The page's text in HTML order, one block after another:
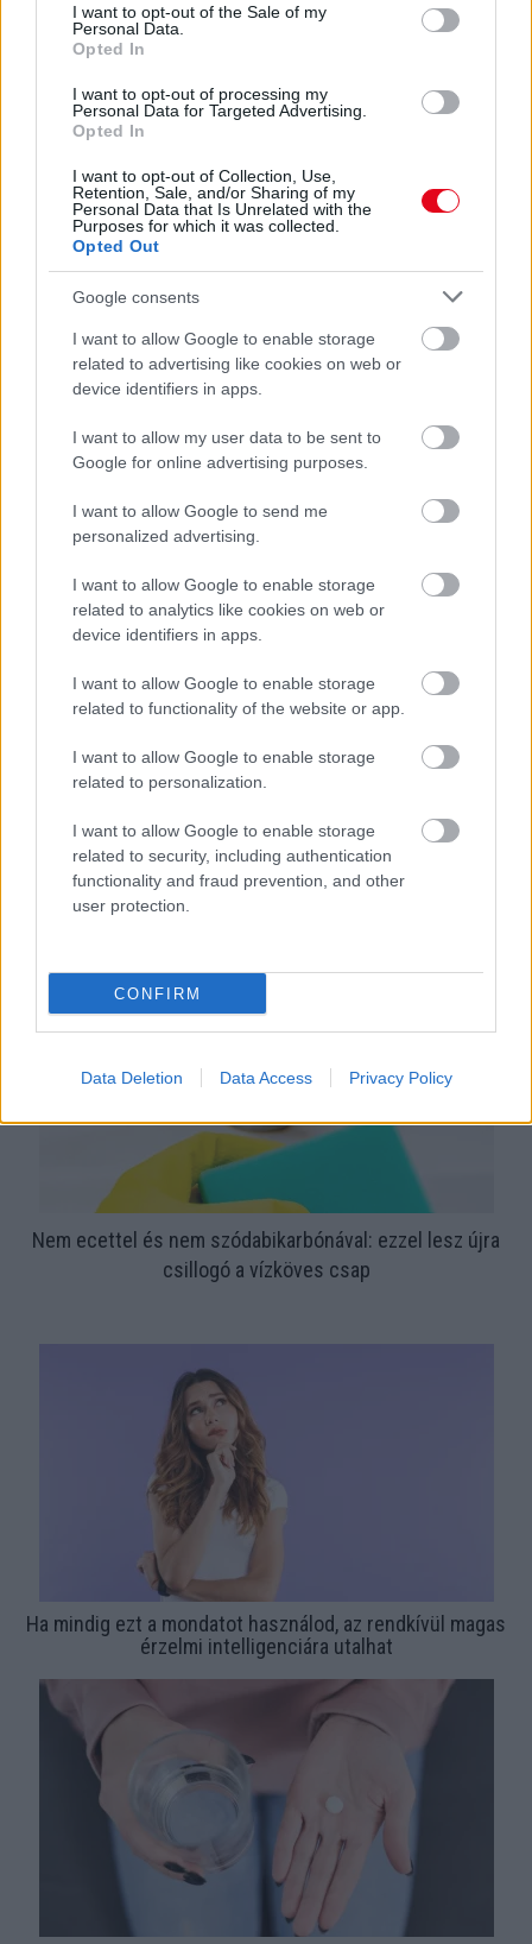
consent section.
I want to opt-out of the Sale of my
Personal Data.
Opted In
I want to opt-out of processing my
Personal Data for Targeted Advertising.
Opted In
I want to opt-out of Collection, Use,
Retention, Sale, and/or Sharing of my
Personal Data that Is Unrelated with the
Purposes for which it was collected.
Opted Out
Google consents
I want to allow Google to enable storage
related to advertising like cookies on web or
device identifiers in apps.
I want to allow my user data to be sent to
Google for online advertising purposes.
I want to allow Google to send me
personalized advertising.
I want to allow Google to enable storage
related to analytics like cookies on web or
device identifiers in apps.
I want to allow Google to enable storage
related to functionality of the website or app.
I want to allow Google to enable storage
related to personalization.
I want to allow Google to enable storage
related to security, including authentication
functionality and fraud prevention, and other
user protection.
CONFIRM
Data Deletion Data Access Privacy Policy
Ha ezt érzed evés után, a szervezeted fontos dologra
próbál figyelmeztetni
szőnyeg alá
Ezért párásodik be állandóan az ablak – egyszerűbb a
Nem ecettel és nem szódabikarbónával: ezzel lesz újra
csillogó a vízköves csap
Ha mindig ezt a mondatot használod, az rendkívül magas
érzelmi intelligenciára utalhat